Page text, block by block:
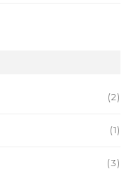
(2)
(1)
(3)